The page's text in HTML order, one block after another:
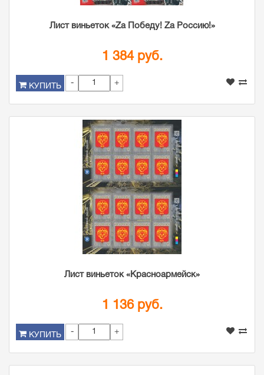
Лист виньеток «Zа Победу! Zа Россию!»
1 384 руб.
КУПИТЬ - +
Лист виньеток «Красноармейск»
1 136 руб.
КУПИТЬ - +